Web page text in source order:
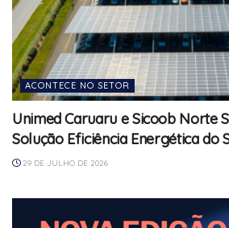
ACONTECE NO SETOR
Unimed Caruaru e Sicoob Norte
Solução Eficiência Energética do
29 DE JULHO DE 2026